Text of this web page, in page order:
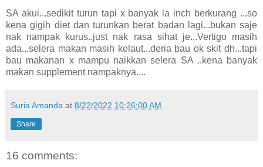
SA akui...sedikit turun tapi x banyak la inch berkurang ...so
kena gigih diet dan turunkan berat badan lagi...bukan saje
nak nampak kurus..just nak rasa sihat je...Vertigo masih
ada...selera makan masih kelaut...deria bau ok skit dh...tapi
bau makanan x mampu naikkan selera SA ..kena banyak
makan supplement nampaknya....
Suria Amanda at 8/22/2022 10:26:00 AM
Share
16 comments: